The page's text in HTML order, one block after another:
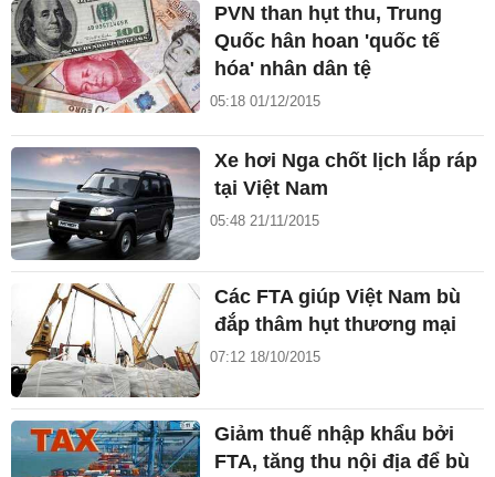
PVN than hụt thu, Trung
Quốc hân hoan 'quốc tế
hóa' nhân dân tệ
05:18 01/12/2015
Xe hơi Nga chốt lịch lắp ráp
tại Việt Nam
05:48 21/11/2015
Các FTA giúp Việt Nam bù
đắp thâm hụt thương mại
07:12 18/10/2015
Giảm thuế nhập khẩu bởi
FTA, tăng thu nội địa để bù